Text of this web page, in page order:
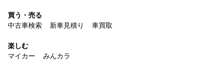
買う・売る
中古車検索
新車見積り 車買取
楽しむ
マイカー
みんカラ